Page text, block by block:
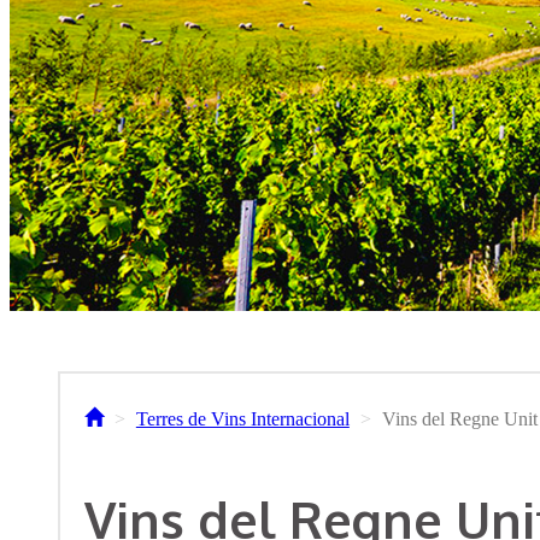
Terres de Vins Internacional Vins del Regne Unit
Vins del Regne